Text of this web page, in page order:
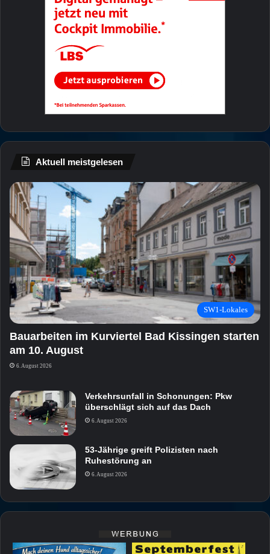
Aktuell meistgelesen
SW1-Lokales
Bauarbeiten im Kurviertel Bad Kissingen starten
am 10. August
6. August 2026
Verkehrsunfall in Schonungen: Pkw
überschlägt sich auf das Dach
6. August 2026
53-Jährige greift Polizisten nach
Ruhestörung an
6. August 2026